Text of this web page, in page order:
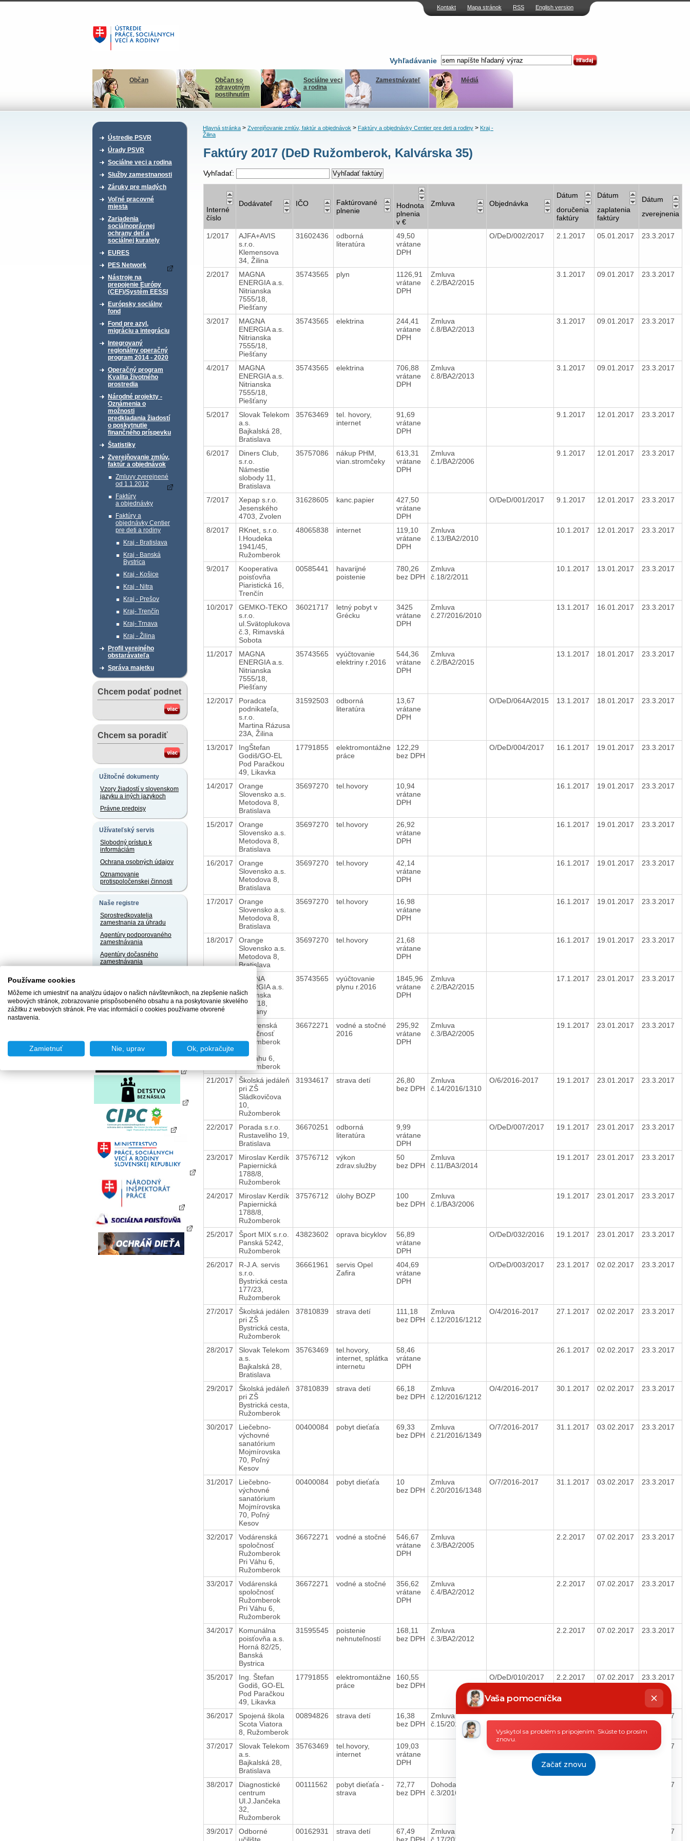
Kontakt Mapa stránok RSS English version
Vyhľadávanie
Občan
Občan so
zdravotným
postihnutím
Sociálne veci
a rodina
Zamestnávateľ Médiá
Ústredie PSVR
Úrady PSVR
Sociálne veci a rodina
Služby zamestnanosti
Záruky pre mladých
Voľné pracovné
miesta
Zariadenia
sociálnoprávnej
ochrany detí a
sociálnej kurately
EURES
PES Network
Nástroje na
prepojenie Európy
(CEF)/Systém EESSI
Európsky sociálny
fond
Fond pre azyl,
migráciu a integráciu
Integrovaný
regionálny operačný
program 2014 - 2020
Operačný program
Kvalita životného
prostredia
Národné projekty -
Oznámenia o
možnosti
predkladania žiadostí
o poskytnutie
finančného príspevku
Štatistiky
Zverejňovanie zmlúv,
faktúr a objednávok
Zmluvy zverejnené
od 1.1.2012
Faktúry
a objednávky
Faktúry a
objednávky Centier
pre deti a rodiny
Kraj - Bratislava
Kraj - Banská
Bystrica
Kraj - Košice
Kraj - Nitra
Kraj - Prešov
Kraj- Trenčín
Kraj- Trnava
Kraj - Žilina
Profil verejného
obstarávateľa
Správa majetku
Chcem podať podnet
Chcem sa poradiť
Užitočné dokumenty
Vzory žiadostí v slovenskom
jazyku a iných jazykoch
Právne predpisy
Užívateľský servis
Slobodný prístup k
informáciám
Ochrana osobných údajov
Oznamovanie
protispoločenskej činnosti
Naše registre
Sprostredkovatelia
zamestnania za úhradu
Agentúry podporovaného
zamestnávania
Agentúry dočasného
zamestnávania
chránené pracoviská
Hlavná stránka> Zverejňovanie zmlúv, faktúr a objednávok> Faktúry a objednávky Centier pre deti a rodiny> Kraj -
Žilina
Faktúry 2017 (DeD Ružomberok, Kalvárska 35)
Vyhľadať:
Interné
číslo
Dodávateľ IČO
Faktúrované
plnenie
Hodnota
plnenia
v €
Zmluva Objednávka
Dátum
doručenia
faktúry
Dátum
zaplatenia
faktúry
Dátum
zverejnenia
1/2017
AJFA+AVIS
s.r.o.
Klemensova
34, Žilina
31602436
odborná
literatúra
49,50
vrátane
DPH
O/DeD/002/2017 2.1.2017 05.01.2017 23.3.2017
2/2017
MAGNA
ENERGIA a.s.
Nitrianska
7555/18,
Piešťany
35743565 plyn
1126,91
vrátane
DPH
Zmluva
č.2/BA2/2015
3.1.2017 09.01.2017 23.3.2017
3/2017
MAGNA
ENERGIA a.s.
Nitrianska
7555/18,
Piešťany
35743565 elektrina
244,41
vrátane
DPH
Zmluva
č.8/BA2/2013
3.1.2017 09.01.2017 23.3.2017
4/2017
MAGNA
ENERGIA a.s.
Nitrianska
7555/18,
Piešťany
35743565 elektrina
706,88
vrátane
DPH
Zmluva
č.8/BA2/2013
3.1.2017 09.01.2017 23.3.2017
5/2017
Slovak Telekom
a.s.
Bajkalská 28,
Bratislava
35763469
tel. hovory,
internet
91,69
vrátane
DPH
9.1.2017 12.01.2017 23.3.2017
6/2017
Diners Club,
s.r.o.
Námestie
slobody 11,
Bratislava
35757086
nákup PHM,
vian.stromčeky
613,31
vrátane
DPH
Zmluva
č.1/BA2/2006
9.1.2017 12.01.2017 23.3.2017
7/2017
Xepap s.r.o.
Jesenského
4703, Zvolen
31628605 kanc.papier
427,50
vrátane
DPH
O/DeD/001/2017 9.1.2017 12.01.2017 23.3.2017
8/2017
RKnet, s.r.o.
I.Houdeka
1941/45,
Ružomberok
48065838 internet
119,10
vrátane
DPH
Zmluva
č.13/BA2/2010
10.1.2017 12.01.2017 23.3.2017
9/2017
Kooperativa
poisťovňa
Piaristická 16,
Trenčín
00585441
havarijné
poistenie
780,26
bez DPH
Zmluva
č.18/2/2011
10.1.2017 13.01.2017 23.3.2017
10/2017
GEMKO-TEKO
s.r.o.
ul.Svätoplukova
č.3, Rimavská
Sobota
36021717
letný pobyt v
Grécku
3425
vrátane
DPH
Zmluva
č.27/2016/2010
13.1.2017 16.01.2017 23.3.2017
11/2017
MAGNA
ENERGIA a.s.
Nitrianska
7555/18,
Piešťany
35743565
vyúčtovanie
elektriny r.2016
544,36
vrátane
DPH
Zmluva
č.2/BA2/2015
13.1.2017 18.01.2017 23.3.2017
12/2017
Poradca
podnikateľa,
s.r.o.
Martina Rázusa
23A, Žilina
31592503
odborná
literatúra
13,67
vrátane
DPH
O/DeD/064A/2015 13.1.2017 18.01.2017 23.3.2017
13/2017
IngŠtefan
Godiš/GO-EL
Pod Paračkou
49, Likavka
17791855
elektromontážne
práce
122,29
bez DPH
O/DeD/004/2017 16.1.2017 19.01.2017 23.3.2017
14/2017
Orange
Slovensko a.s.
Metodova 8,
Bratislava
35697270 tel.hovory
10,94
vrátane
DPH
16.1.2017 19.01.2017 23.3.2017
15/2017
Orange
Slovensko a.s.
Metodova 8,
Bratislava
35697270 tel.hovory
26,92
vrátane
DPH
16.1.2017 19.01.2017 23.3.2017
16/2017
Orange
Slovensko a.s.
Metodova 8,
Bratislava
35697270 tel.hovory
42,14
vrátane
DPH
16.1.2017 19.01.2017 23.3.2017
17/2017
Orange
Slovensko a.s.
Metodova 8,
Bratislava
35697270 tel.hovory
16,98
vrátane
DPH
16.1.2017 19.01.2017 23.3.2017
18/2017
Orange
Slovensko a.s.
Metodova 8,
Bratislava
35697270 tel.hovory
21,68
vrátane
DPH
16.1.2017 19.01.2017 23.3.2017
MAGNA
ENERGIA a.s.
Nitrianska
7555/18,
Piešťany
35743565
vyúčtovanie
plynu r.2016
1845,96
vrátane
DPH
Zmluva
č.2/BA2/2015
17.1.2017 23.01.2017 23.3.2017
Vodárenská
spoločnosť
Ružomberok
Pri Váhu 6,
Ružomberok
36672271
vodné a stočné
2016
295,92
vrátane
DPH
Zmluva
č.3/BA2/2005
19.1.2017 23.01.2017 23.3.2017
21/2017
Školská jedáleň
pri ZŠ
Sládkovičova
10,
Ružomberok
31934617 strava detí
26,80
bez DPH
Zmluva
č.14/2016/1310
O/6/2016-2017 19.1.2017 23.01.2017 23.3.2017
22/2017
Porada s.r.o.
Rustaveliho 19,
Bratislava
36670251
odborná
literatúra
9,99
vrátane
DPH
O/DeD/007/2017 19.1.2017 23.01.2017 23.3.2017
23/2017
Miroslav Kerdík
Papiernická
1788/8,
Ružomberok
37576712
výkon
zdrav.služby
50
bez DPH
Zmluva
č.11/BA3/2014
19.1.2017 23.01.2017 23.3.2017
24/2017
Miroslav Kerdík
Papiernická
1788/8,
Ružomberok
37576712 úlohy BOZP
100
bez DPH
Zmluva
č.1/BA3/2006
19.1.2017 23.01.2017 23.3.2017
25/2017
Šport MIX s.r.o.
Panská 5242,
Ružomberok
43823602 oprava bicyklov
56,89
vrátane
DPH
O/DeD/032/2016 19.1.2017 23.01.2017 23.3.2017
26/2017
R-J.A. servis
s.r.o.
Bystrická cesta
177/23,
Ružomberok
36661961
servis Opel
Zafira
404,69
vrátane
DPH
O/DeD/003/2017 23.1.2017 02.02.2017 23.3.2017
27/2017
Školská jedálen
pri ZŠ
Bystrická cesta,
Ružomberok
37810839 strava detí
111,18
bez DPH
Zmluva
č.12/2016/1212
O/4/2016-2017 27.1.2017 02.02.2017 23.3.2017
28/2017
Slovak Telekom
a.s.
Bajkalská 28,
Bratislava
35763469
tel.hovory,
internet, splátka
internetu
58,46
vrátane
DPH
26.1.2017 02.02.2017 23.3.2017
29/2017
Školská jedáleň
pri ZŠ
Bystrická cesta,
Ružomberok
37810839 strava detí
66,18
bez DPH
Zmluva
č.12/2016/1212
O/4/2016-2017 30.1.2017 02.02.2017 23.3.2017
30/2017
Liečebno-
výchovné
sanatórium
Mojmírovska
70, Poľný
Kesov
00400084 pobyt dieťaťa
69,33
bez DPH
Zmluva
č.21/2016/1349
O/7/2016-2017 31.1.2017 03.02.2017 23.3.2017
31/2017
Liečebno-
výchovné
sanatórium
Mojmírovska
70, Poľný
Kesov
00400084 pobyt dieťaťa
10
bez DPH
Zmluva
č.20/2016/1348
O/7/2016-2017 31.1.2017 03.02.2017 23.3.2017
32/2017
Vodárenská
spoločnosť
Ružomberok
Pri Váhu 6,
Ružomberok
36672271 vodné a stočné
546,67
vrátane
DPH
Zmluva
č.3/BA2/2005
2.2.2017 07.02.2017 23.3.2017
33/2017
Vodárenská
spoločnosť
Ružomberok
Pri Váhu 6,
Ružomberok
36672271 vodné a stočné
356,62
vrátane
DPH
Zmluva
č.4/BA2/2012
2.2.2017 07.02.2017 23.3.2017
34/2017
Komunálna
poisťovňa a.s.
Horná 82/25,
Banská
Bystrica
31595545
poistenie
nehnuteľností
168,11
bez DPH
Zmluva
č.3/BA2/2012
2.2.2017 07.02.2017 23.3.2017
35/2017
Ing. Štefan
Godiš, GO-EL
Pod Paračkou
49, Likavka
17791855
elektromontážne
práce
160,55
bez DPH
O/DeD/010/2017 2.2.2017 07.02.2017 23.3.2017
36/2017
Spojená škola
Scota Viatora
8, Ružomberok
00894826 strava detí
16,38
bez DPH
Zmluva
č.15/2016/1311
O/5/2016-2017 3.2.2017 07.02.2017 23.3.2017
37/2017
Slovak Telekom
a.s.
Bajkalská 28,
Bratislava
35763469
tel.hovory,
internet
109,03
vrátane
DPH
23.3.2017
38/2017
Diagnostické
centrum
Ul.J.Jančeka
32,
Ružomberok
00111562
pobyt dieťaťa -
strava
72,77
bez DPH
Dohoda
č.3/2016/1860
23.3.2017
39/2017
Odborné
00162931 strava detí
67,49
Zmluva
23.3.2017
Vaša pomocníčka
Chatbot
píše
Vyskytol sa problém s pripojením. Skúste to prosím
znovu.
Začať znovu
Používame cookies
Môžeme ich umiestniť na analýzu údajov o našich návštevníkoch, na zlepšenie našich
webových stránok, zobrazovanie prispôsobeného obsahu a na poskytovanie skvelého
zážitku z webových stránok. Pre viac informácií o cookies používame otvorené
nastavenia.
Zamietnuť Nie, uprav Ok, pokračujte